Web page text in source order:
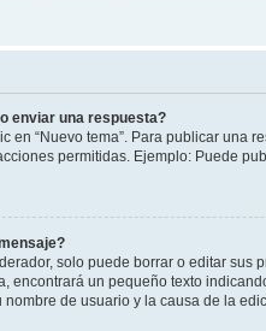
enviar una respuesta?
en “Nuevo tema”. Para publicar una
permitidas. Ejemplo: Puede
solo puede borrar o editar sus
encontrará un pequeño texto
de usuario y la causa de la